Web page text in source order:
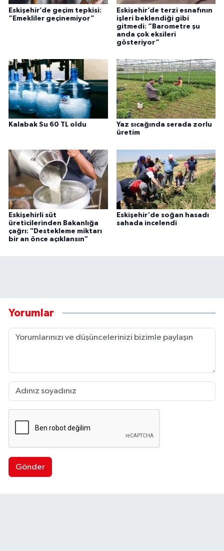
Eskişehir’de geçim tepkisi:
“Emekliler geçinemiyor”
Eskişehir’de terzi esnafının
işleri beklendiği gibi
gitmedi: “Barometre şu
anda çok eksileri
gösteriyor”
Kalabak Su 60 TL oldu
Yaz sıcağında serada zorlu
üretim
Eskişehirli süt
üreticilerinden Bakanlığa
çağrı: "Destekleme miktarı
bir an önce açıklansın"
Eskişehir'de soğan hasadı
sahada incelendi
Yorumlar
Gönder